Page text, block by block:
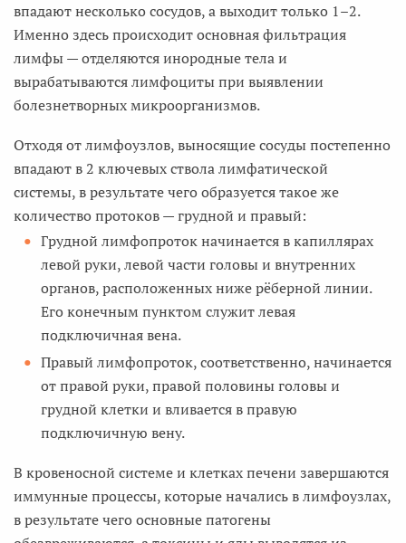
впадают несколько сосудов, а выходит только 1–2.
Именно здесь происходит основная фильтрация
лимфы — отделяются инородные тела и
вырабатываются лимфоциты при выявлении
болезнетворных микроорганизмов.
Отходя от лимфоузлов, выносящие сосуды постепенно
впадают в 2 ключевых ствола лимфатической
системы, в результате чего образуется такое же
количество протоков — грудной и правый:
Грудной лимфопроток начинается в капиллярах
левой руки, левой части головы и внутренних
органов, расположенных ниже рёберной линии.
Его конечным пунктом служит левая
подключичная вена.
Правый лимфопроток, соответственно, начинается
от правой руки, правой половины головы и
грудной клетки и вливается в правую
подключичную вену.
В кровеносной системе и клетках печени завершаются
иммунные процессы, которые начались в лимфоузлах,
в результате чего основные патогены